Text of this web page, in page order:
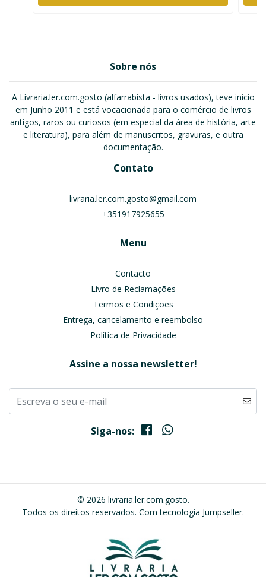
Sobre nós
A Livraria.ler.com.gosto (alfarrabista - livros usados), teve início
em Junho 2011 e está vocacionada para o comércio de livros
antigos, raros ou curiosos (em especial da área de história, arte
e literatura), para além de manuscritos, gravuras, e outra
documentação.
Contato
livraria.ler.com.gosto@gmail.com
+351917925655
Menu
Contacto
Livro de Reclamações
Termos e Condições
Entrega, cancelamento e reembolso
Política de Privacidade
Assine a nossa newsletter!
Siga-nos:
© 2026 livraria.ler.com.gosto.
Todos os direitos reservados. Com tecnologia Jumpseller.